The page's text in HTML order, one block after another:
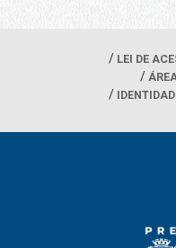
LEI DE